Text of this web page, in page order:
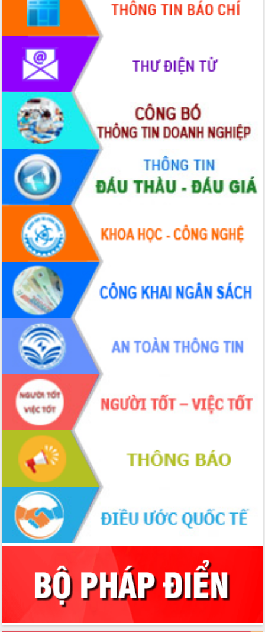
Phát động hai phong trào thi đua quan
trọng trong kỷ nguyên mới
Hội nghị lần thứ tư Ban Chỉ đạo công
tác bầu cử tỉnh Đắk Lắk
Hội nghị Báo cáo viên Trung ương
tháng 01/2026
Phó Thủ tướng Hồ Quốc Dũng đánh giá
cao kết quả Chiến dịch Quang Trung
tại Đắk Lắk
Hội nghị Ban Chấp hành Đảng bộ tỉnh
Đắk Lắk lần thứ 2 (mở rộng)
Tập trung giải phóng mặt bằng, đẩy
nhanh tiến độ Tuyến đường bộ ven
biển
Gỡ khó, khởi công xây dựng, sửa chữa
toàn bộ nhà ở cho hộ dân đúng tiến độ
đề ra
UBND tỉnh Đắk Lắk tổng kết công tác
quốc phòng, quân sự địa phương năm
Tập trung triển khai quyết liệt, đồng bộ
các giải pháp nhằm thực hiện hiệu quả
các nhiệm vụ đề ra năm 2025
Phát huy vai trò của người có uy tín
trong phòng chống tảo hôn và hôn
nhân cận huyết thống
Nông sản Tây Nguyên thu hút doanh
nghiệp nước ngoài
Đắk Lắk định vị thương hiệu du lịch
“Biển – Rừng – Cà phê” trong không
gian phát triển mới
Hội nghị chia sẻ kinh nghiệm, chuyển
giao kỹ thuật y tế, định hướng phát
triển chuyên sâu đến 2030
Chuyển đổi số mở ra không gian phát
triển trong lĩnh vực văn hóa, du lịch
Công bố quyết định của Ban Thường
vụ Tỉnh ủy về công tác cán bộ.
Thủ tướng Phạm Minh Chính: Khẩn
trương tái thiết cuộc sống người dân
sau thiên tai
Tập trung nâng cao chất lượng, tổ
chức sản xuất sầu riêng theo hướng
Đẩy nhanh công tác khắc phục, ổn
định đời sống Nhân dân sau bão số 13
Bí thư Tỉnh ủy Lương Nguyễn Minh
Triết dự Ngày hội đại đoàn kết tại